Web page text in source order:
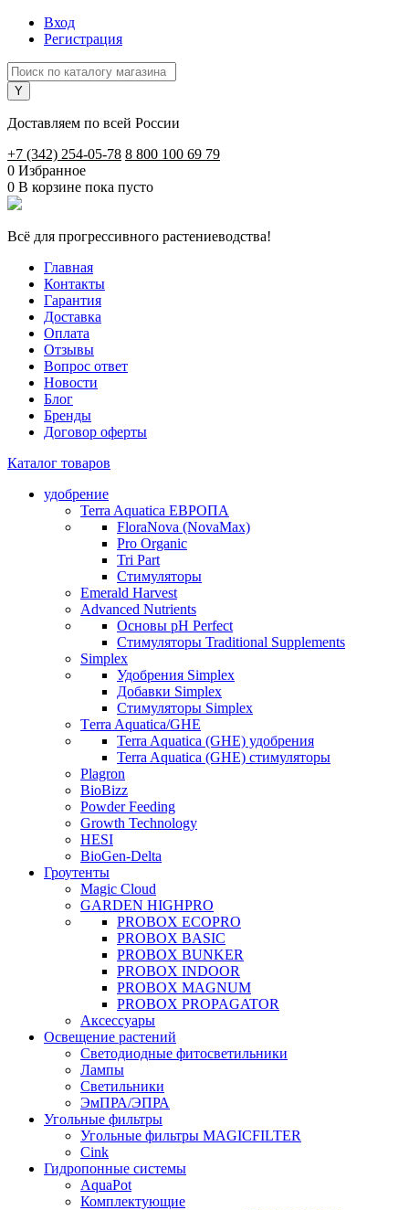
Вход
Регистрация
Доставляем по всей России
+7 (342) 254-05-78 8 800 100 69 79
0 Избранное
0 В корзине пока пусто
Всё для прогрессивного растениеводства!
Главная
Контакты
Гарантия
Доставка
Оплата
Отзывы
Вопрос ответ
Новости
Блог
Бренды
Договор оферты
Каталог товаров
удобрение
Terra Aquatica ЕВРОПА
FloraNova (NovaMax)
Pro Organic
Tri Part
Стимуляторы
Emerald Harvest
Advanced Nutrients
Основы pH Perfect
Стимуляторы Traditional Supplements
Simplex
Удобрения Simplex
Добавки Simplex
Стимуляторы Simplex
Тerra Aquatica/GHE
Terra Aquatica (GHE) удобрения
Terra Aquatica (GHE) стимуляторы
Plagron
BioBizz
Powder Feeding
Growth Technology
HESI
BioGen-Delta
Гроутенты
Magic Cloud
GARDEN HIGHPRO
PROBOX ECOPRO
PROBOX BASIC
PROBOX BUNKER
PROBOX INDOOR
PROBOX MAGNUM
PROBOX PROPAGATOR
Аксессуары
Освещение растений
Светодиодные фитосветильники
Лампы
Светильники
ЭмПРА/ЭПРА
Угольные фильтры
Угольные фильтры MAGICFILTER
Cink
Гидропонные системы
AquaPot
Комплектующие